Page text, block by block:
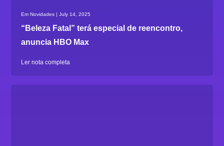
Em Novidades | July 14, 2025
“Beleza Fatal” terá especial de reencontro,
anuncia HBO Max
Ler nota completa